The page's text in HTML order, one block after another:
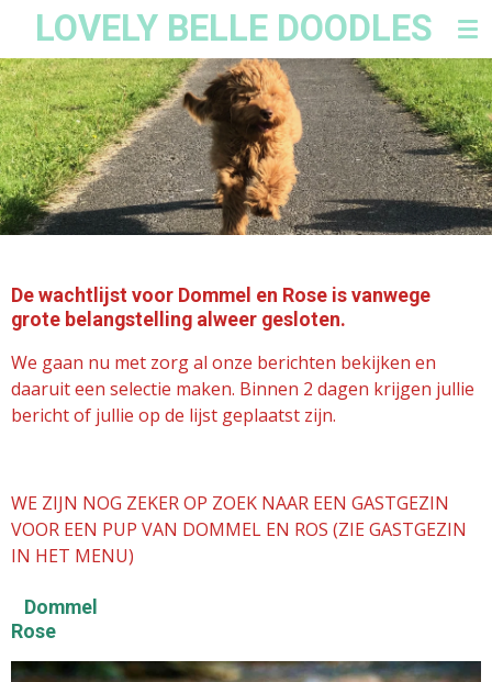
naar
de
hoofdinhoud
LOVELY BELLE DOODLES
De wachtlijst voor Dommel en Rose is vanwege
grote belangstelling alweer gesloten.
We gaan nu met zorg al onze berichten bekijken en
daaruit een selectie maken. Binnen 2 dagen krijgen jullie
bericht of jullie op de lijst geplaatst zijn.
WE ZIJN NOG ZEKER OP ZOEK NAAR EEN GASTGEZIN
VOOR EEN PUP VAN DOMMEL EN ROS (ZIE GASTGEZIN
IN HET MENU)
Dommel
Rose